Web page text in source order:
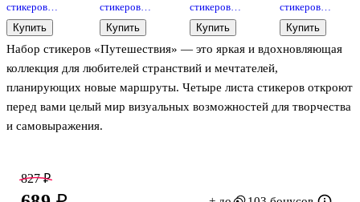
Набор стикеров «Путешествия» — это яркая и вдохновляющая
коллекция для любителей странствий и мечтателей,
планирующих новые маршруты. Четыре листа стикеров откроют
перед вами целый мир визуальных возможностей для творчества
и самовыражения.
стикеров
«Нежные», 5
листов,
Remarklee
Купить
стикеров
«Натуральные»,
5 листов,
Remarklee
Купить
стикеров
«Строгие», 5
листов,
Remarklee
Купить
стикеров
«Яркие», 5
листов,
Remarklee
Купить
827 ₽